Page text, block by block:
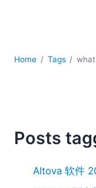
移动应用开发
2023
2021
Home Tags
Posts
Altova 软件